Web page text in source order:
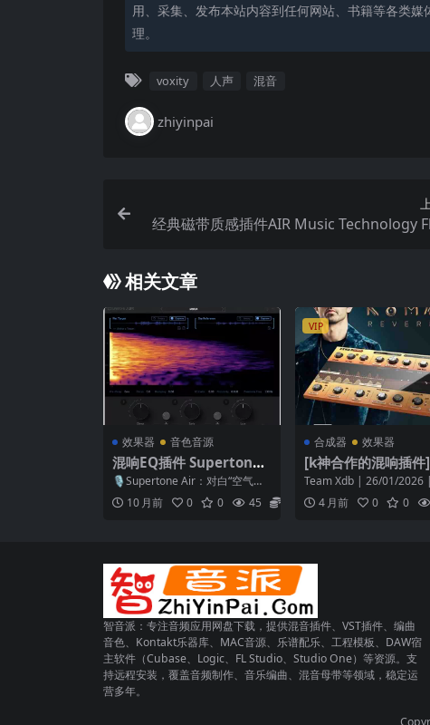
用、采集、发布本站内容到任何网站、书籍等各类
理。
voxity 人声 混音
zhiyinpai
经典磁带质感插件AIR Music Technology
相关文章
效果器 音色音源
混响EQ插件 Supertone
Air v1.0.1 MAC
🎙️Supertone Air：对白“空气感”
匹配利器，让 ADR 听起来像原
始...10 月前 0 0 45
VIP
合成器 效果器
[k神合作的混响插件
Production
erb v1.2-Xdb
（24.40MB）
Team Xdb | 26/01/2026
0 MB 安装方法：直接...
4 月前 0 0
智音派：专注音频应用网盘下载，提供混音插件、VST插件、编曲
音色、Kontakt乐器库、MAC音源、乐谱配乐、工程模板、DAW宿
主软件（Cubase、Logic、FL Studio、Studio One）等资源。支
持远程安装，覆盖音频制作、音乐编曲、混音母带等领域，稳定运
营多年。